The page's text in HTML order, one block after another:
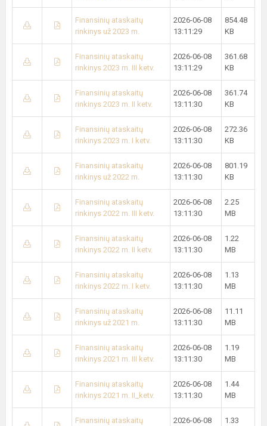
Finansinių ataskaitų
rinkinys už 2023 m.
2026-06-08
13:11:29
854.48
KB
Finansinių ataskaitų
rinkinys 2023 m. III ketv.
2026-06-08
13:11:29
361.68
KB
Finansinių ataskaitų
rinkinys 2023 m. II ketv.
2026-06-08
13:11:30
361.74
KB
Finansinių ataskaitų
rinkinys 2023 m. I ketv.
2026-06-08
13:11:30
272.36
KB
Finansinių ataskaitų
rinkinys už 2022 m.
2026-06-08
13:11:30
801.19
KB
Finansinių ataskaitų
rinkinys 2022 m. III ketv.
2026-06-08
13:11:30
2.25
MB
Finansinių ataskaitų
rinkinys 2022 m. II ketv.
2026-06-08
13:11:30
1.22
MB
Finansinių ataskaitų
rinkinys 2022 m. I ketv.
2026-06-08
13:11:30
1.13
MB
Finansinių ataskaitų
rinkinys už 2021 m.
2026-06-08
13:11:30
11.11
MB
Finansinių ataskaitų
rinkinys 2021 m. III ketv.
2026-06-08
13:11:30
1.19
MB
Finansinių ataskaitų
rinkinys 2021 m. II_ketv.
2026-06-08
13:11:30
1.44
MB
Finansinių ataskaitų
2026-06-08
1.33